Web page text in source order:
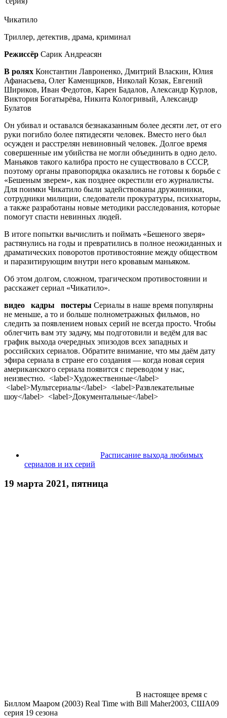
Чикатило
Триллер, детектив, драма, криминал
Режиссёр Сарик Андреасян
В ролях Константин Лавроненко, Дмитрий Власкин, Юлия
Афанасьева, Олег Каменщиков, Николай Козак, Евгений
Шириков, Иван Федотов, Карен Бадалов, Александр Курлов,
Виктория Богатырёва, Никита Кологривый, Александр
Булатов
Он убивал и оставался безнаказанным более десяти лет, от его
руки погибло более пятидесяти человек. Вместо него был
осужден и расстрелян невиновный человек. Долгое время
совершенные им убийства не могли объединить в одно дело.
Маньяков такого калибра просто не существовало в СССР,
поэтому органы правопорядка оказались не готовы к борьбе с
«Бешеным зверем», как позднее окрестили его журналисты.
Для поимки Чикатило были задействованы дружинники,
сотрудники милиции, следователи прокуратуры, психиаторы,
а также разработаны новые методики расследования, которые
помогут спасти невинных людей.
В итоге попытки вычислить и поймать «Бешеного зверя»
растянулись на годы и превратились в полное неожиданных и
драматических поворотов противостояние между обществом
и паразитирующим внутри него кровавым маньяком.
Об этом долгом, сложном, трагическом противостоянии и
расскажет сериал «Чикатило».
видео
кадры постеры Сериалы в наше время популярны
не меньше, а то и больше полнометражных фильмов, но
следить за появлением новых серий не всегда просто. Чтобы
облегчить вам эту задачу, мы подготовили и ведём для вас
график выхода очередных эпизодов всех западных и
российских сериалов. Обратите внимание, что мы даём дату
эфира сериала в стране его создания — когда новая серия
американского сериала появится с переводом у нас,
неизвестно. <label>Художественные</label>
<label>Мультсериалы</label> <label>Развлекательные
шоу</label> <label>Документальные</label>
Расписание выхода любимых
сериалов и их серий
19 марта 2021, пятница
В настоящее время с
Биллом Мааром (2003) Real Time with Bill Maher2003, США09
серия 19 сезона